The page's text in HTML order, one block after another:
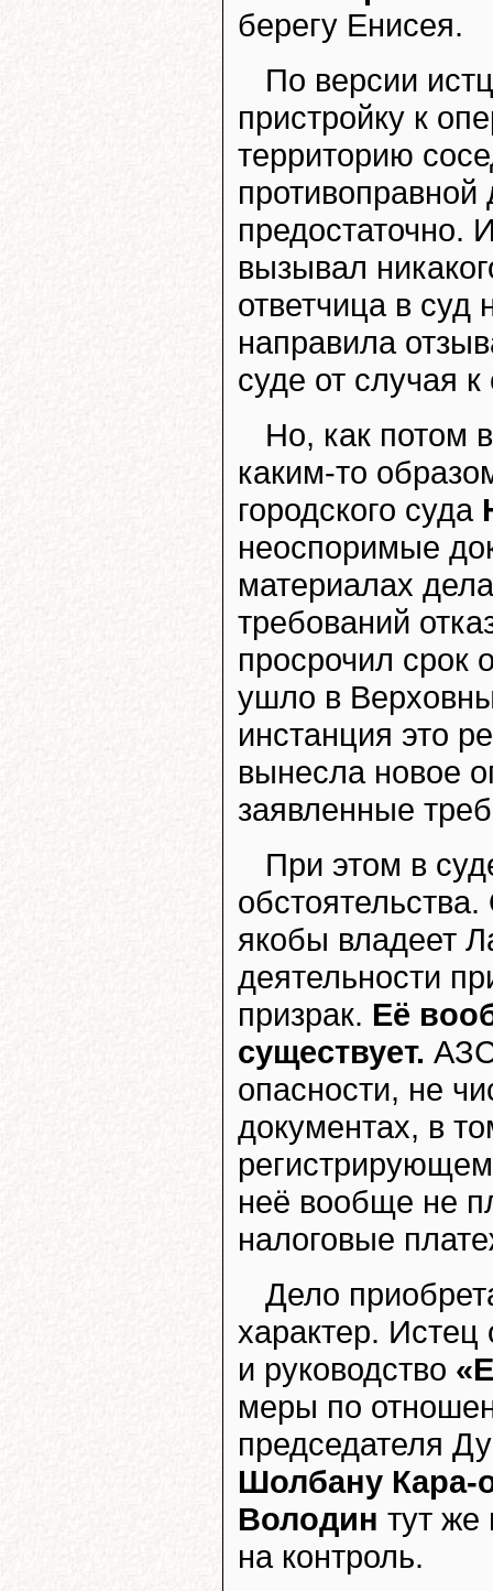
берегу Енисея.
По версии
пристройку к
территорию
предостаточно.
вызывал
ответчица в суд
направила
суде от случая
Но, как потом
каким-то
городского суда
неоспоримые
материалах
требований
просрочил срок
ушло в
инстанция это
вынесла новое
заявленные
При этом в
якобы владеет
деятельности
призрак. Её
существует.
опасности, не
документах, в
неё вообще не
налоговые
Дело
характер.
и руководство
меры по
председателя
Шолбану Кара-
Володин тут же
на контроль.